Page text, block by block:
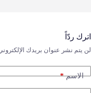
اترك ردّاً
لن يتم نشر عنوان بريدك
الاسم*